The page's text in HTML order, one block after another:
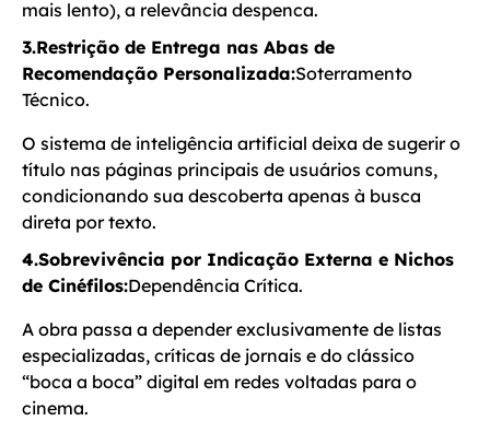
mais lento), a relevância despenca.
3.Restrição de Entrega nas Abas de
Recomendação Personalizada:Soterramento
Técnico.
O sistema de inteligência artificial deixa de sugerir o
título nas páginas principais de usuários comuns,
condicionando sua descoberta apenas à busca
direta por texto.
4.Sobrevivência por Indicação Externa e Nichos
de Cinéfilos:Dependência Crítica.
A obra passa a depender exclusivamente de listas
especializadas, críticas de jornais e do clássico
“boca a boca” digital em redes voltadas para o
cinema.